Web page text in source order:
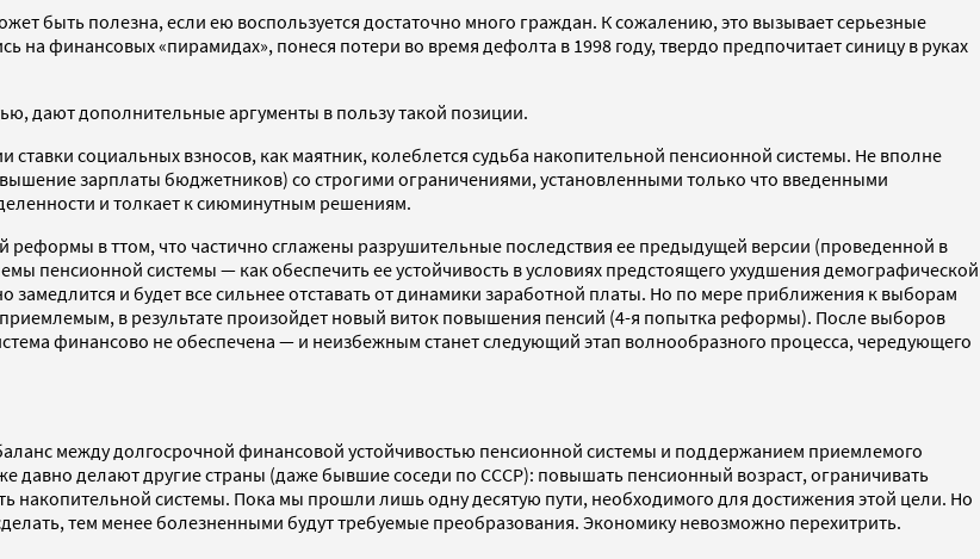
быть полезна, если ею воспользуется достаточно много граждан. К сожалению, это вызывает серьезные
финансовых «пирамидах», понеся потери во время дефолта в 1998 году, твердо предпочитает синицу в руках
дают дополнительные аргументы в пользу такой позиции.
социальных взносов, как маятник, колеблется судьба накопительной пенсионной системы. Не вполне
зарплаты бюджетников) со строгими ограничениями, установленными только что введенными
и толкает к сиюминутным решениям.
реформы в ттом, что частично сглажены разрушительные последствия ее предыдущей версии (проведенной в
пенсионной системы — как обеспечить ее устойчивость в условиях предстоящего ухудшения демографической
и будет все сильнее отставать от динамики заработной платы. Но по мере приближения к выборам
в результате произойдет новый виток повышения пенсий (4-я попытка реформы). После выборов
финансово не обеспечена — и неизбежным станет следующий этап волнообразного процесса, чередующего
между долгосрочной финансовой устойчивостью пенсионной системы и поддержанием приемлемого
давно делают другие страны (даже бывшие соседи по СССР): повышать пенсионный возраст, ограничивать
системы. Пока мы прошли лишь одну десятую пути, необходимого для достижения этой цели. Но
тем менее болезненными будут требуемые преобразования. Экономику невозможно перехитрить.